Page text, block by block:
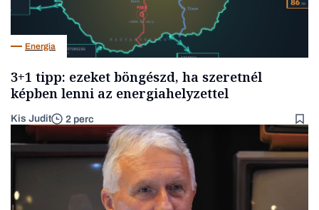
Energia
3+1 tipp: ezeket böngészd, ha szeretnél
képben lenni az energiahelyzettel
Kis Judit 2 perc